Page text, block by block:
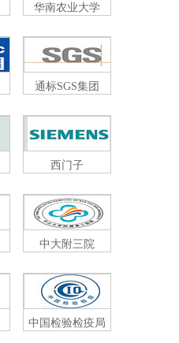
华南农业大学
通标SGS集团
西门子
中大附三院
中国检验检疫局